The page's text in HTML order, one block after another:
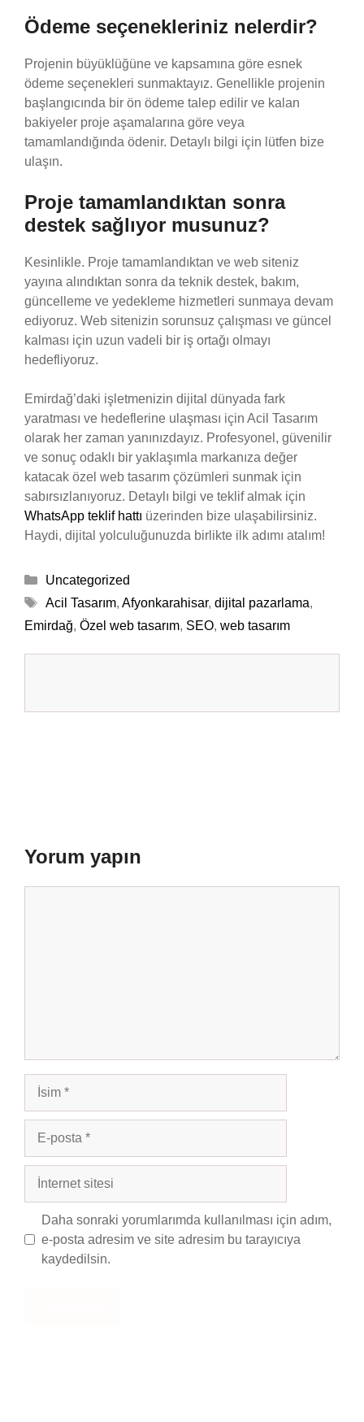
Ödeme seçenekleriniz nelerdir?
Projenin büyüklüğüne ve kapsamına göre esnek
ödeme seçenekleri sunmaktayız. Genellikle projenin
başlangıcında bir ön ödeme talep edilir ve kalan
bakiyeler proje aşamalarına göre veya
tamamlandığında ödenir. Detaylı bilgi için lütfen bize
ulaşın.
Proje tamamlandıktan sonra
destek sağlıyor musunuz?
Kesinlikle. Proje tamamlandıktan ve web siteniz
yayına alındıktan sonra da teknik destek, bakım,
güncelleme ve yedekleme hizmetleri sunmaya devam
ediyoruz. Web sitenizin sorunsuz çalışması ve güncel
kalması için uzun vadeli bir iş ortağı olmayı
hedefliyoruz.
Emirdağ’daki işletmenizin dijital dünyada fark
yaratması ve hedeflerine ulaşması için Acil Tasarım
olarak her zaman yanınızdayız. Profesyonel, güvenilir
ve sonuç odaklı bir yaklaşımla markanıza değer
katacak özel web tasarım çözümleri sunmak için
sabırsızlanıyoruz. Detaylı bilgi ve teklif almak için
WhatsApp teklif hattı üzerinden bize ulaşabilirsiniz.
Haydi, dijital yolculuğunuzda birlikte ilk adımı atalım!
Kategoriler
Uncategorized
Etiketler
Acil Tasarım, Afyonkarahisar, dijital pazarlama,
Emirdağ, Özel web tasarım, SEO, web tasarım
Yorum yapın
İsim
posta
İnternet
Daha sonraki yorumlarımda kullanılması için adım,
e-posta adresim ve site adresim bu tarayıcıya
kaydedilsin.